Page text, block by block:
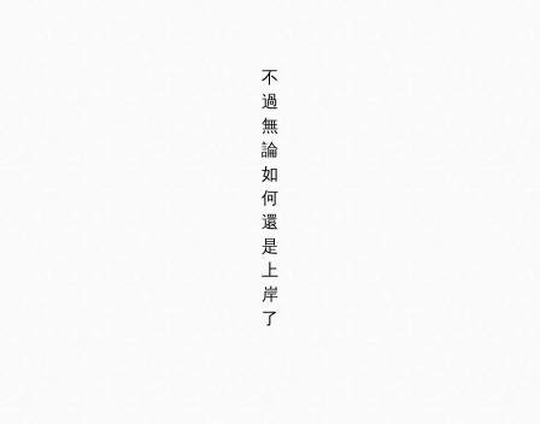
不
過
無
論
如
何
還
是
上
岸
了